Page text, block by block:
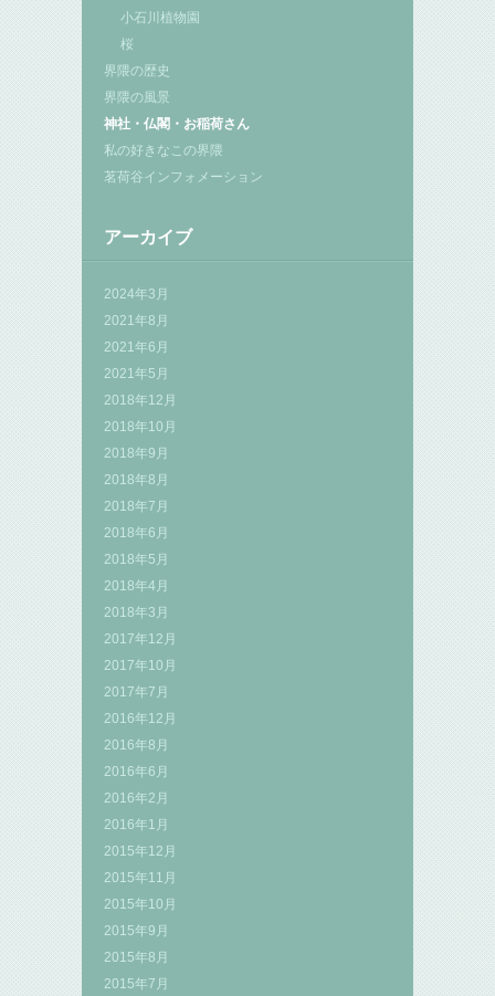
小石川植物園
桜
界隈の歴史
界隈の風景
神社・仏閣・お稲荷さん
私の好きなこの界隈
茗荷谷インフォメーション
アーカイブ
2024年3月
2021年8月
2021年6月
2021年5月
2018年12月
2018年10月
2018年9月
2018年8月
2018年7月
2018年6月
2018年5月
2018年4月
2018年3月
2017年12月
2017年10月
2017年7月
2016年12月
2016年8月
2016年6月
2016年2月
2016年1月
2015年12月
2015年11月
2015年10月
2015年9月
2015年8月
2015年7月